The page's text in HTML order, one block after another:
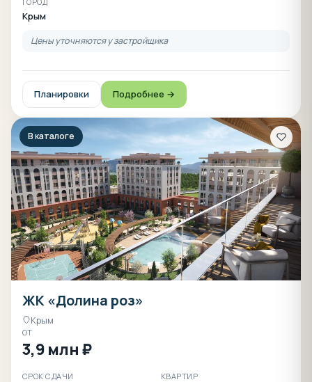
Крым
Цены уточняются у застройщика
Планировки Подробнее →
В каталоге
ЖК «Долина роз»
Крым
ОТ
3,9 млн ₽
СРОК СДАЧИ КВАРТИР